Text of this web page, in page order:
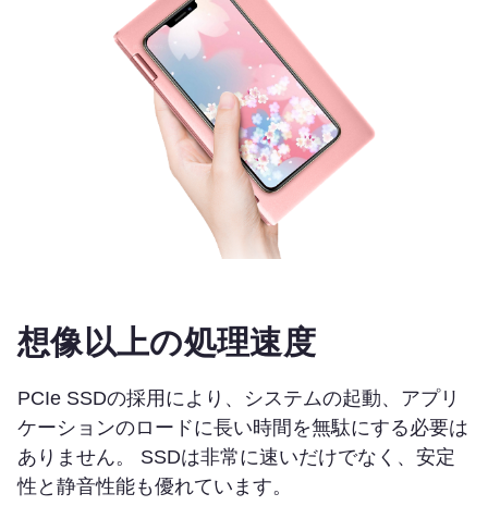
想像以上の処理速度
PCIe SSDの採用により、システムの起動、アプリ
ケーションのロードに長い時間を無駄にする必要は
ありません。 SSDは非常に速いだけでなく、安定
性と静音性能も優れています。